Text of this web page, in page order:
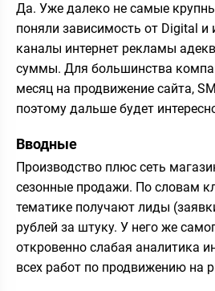
Да. Уже далеко не самые
поняли зависимость от Digital и
каналы интернет рекламы
суммы. Для большинства
месяц на продвижение сайта,
поэтому дальше будет
Вводные
Производство плюс сеть
сезонные продажи. По словам
тематике получают лиды
рублей за штуку. У него же
откровенно слабая аналитика
всех работ по продвижению на